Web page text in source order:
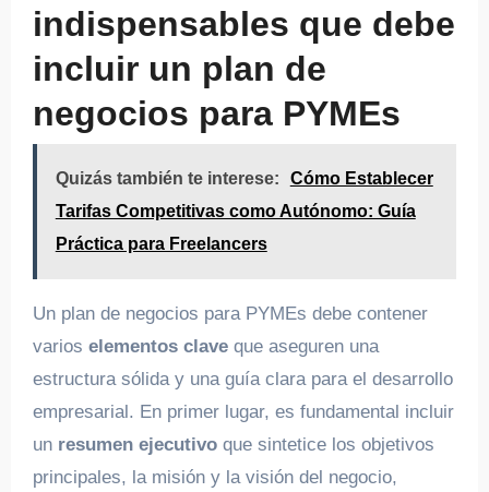
indispensables que debe
incluir un plan de
negocios para PYMEs
Quizás también te interese:
Cómo Establecer
Tarifas Competitivas como Autónomo: Guía
Práctica para Freelancers
Un plan de negocios para PYMEs debe contener
varios elementos claveque aseguren una
estructura sólida y una guía clara para el desarrollo
empresarial. En primer lugar, es fundamental incluir
un resumen ejecutivoque sintetice los objetivos
principales, la misión y la visión del negocio,